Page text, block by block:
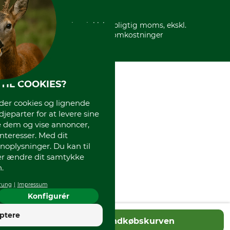
Læg i indkøbskurven
* Alle priser inkl. lovpligtig moms, ekskl.
forsendelsesomkostninger
COOKIES?
cookies og lignende
for at levere sine
og vise annoncer,
Med dit
Du kan til
ændre dit samtykke
Impressum
Konfigurér